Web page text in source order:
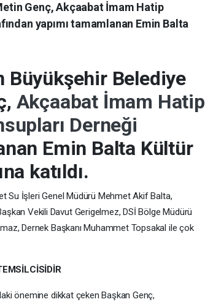
Genç, Akçaabat İmam Hatip
yapımı tamamlanan Emin Balta
Büyükşehir Belediye
Akçaabat İmam Hatip
Derneği
Emin Balta Kültür
katıldı.
Su İşleri Genel Müdürü Mehmet Akif Balta,
Vekili Davut Gerigelmez, DSİ Bölge Müdürü
Dernek Başkanı Muhammet Topsakal ile çok
önemine dikkat çeken Başkan Genç,